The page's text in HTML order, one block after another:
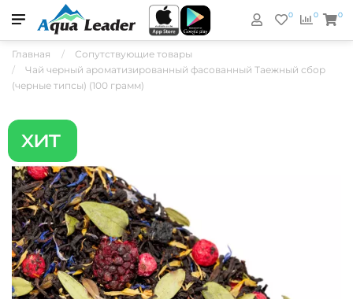
0
0 0
Главная
Сопутствующие товары
Чай черный ароматизированный фасованный Таежный сбор
(черные типсы) (100 грамм)